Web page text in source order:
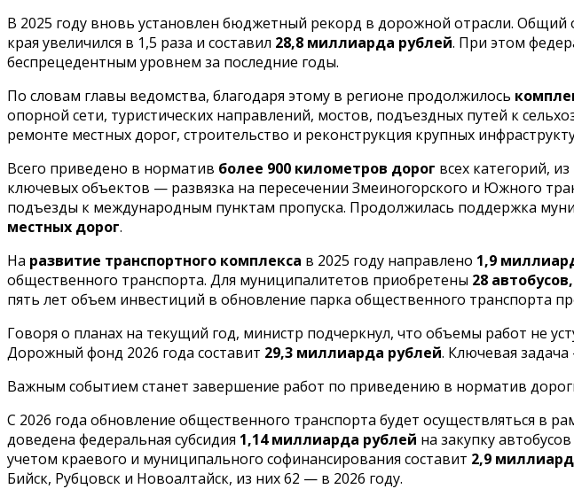
В 2025 году вновь установлен бюджетный рекорд в дорожной отрасли. Общий
края увеличился в 1,5 раза и составил 28,8 миллиарда рублей. При этом
беспрецедентным уровнем за последние годы.
По словам главы ведомства, благодаря этому в регионе продолжилось
опорной сети, туристических направлений, мостов, подъездных путей к
ремонте местных дорог, строительство и реконструкция крупных
Всего приведено в норматив более 900 километров дорог всех категорий,
ключевых объектов — развязка на пересечении Змеиногорского и Южного
подъезды к международным пунктам пропуска. Продолжилась поддержка
местных дорог.
На развитие транспортного комплекса в 2025 году направлено 1,9
общественного транспорта. Для муниципалитетов приобретены 28
пять лет объем инвестиций в обновление парка общественного транспорта
Говоря о планах на текущий год, министр подчеркнул, что объемы работ не
Дорожный фонд 2026 года составит 29,3 миллиарда рублей. Ключевая
Важным событием станет завершение работ по приведению в норматив
С 2026 года обновление общественного транспорта будет осуществляться в
доведена федеральная субсидия 1,14 миллиарда рублей на закупку
учетом краевого и муниципального софинансирования составит 2,9
Бийск, Рубцовск и Новоалтайск, из них 62 — в 2026 году.